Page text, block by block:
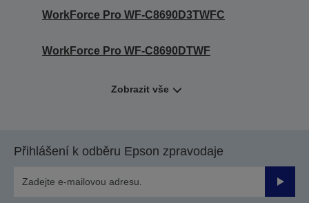
WorkForce Pro WF-C8690D3TWFC
WorkForce Pro WF-C8690DTWF
Zobrazit vše
Přihlášení k odběru Epson zpravodaje